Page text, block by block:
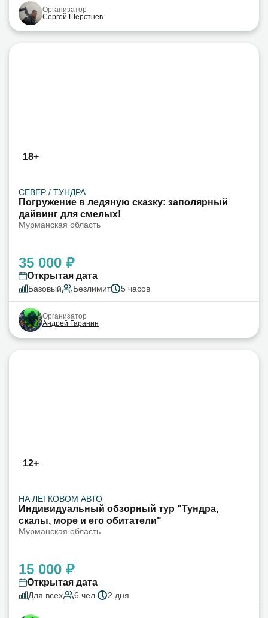
Организатор
Сергей Шерстнев
18+
СЕВЕР / ТУНДРА
Погружение в ледяную сказку: заполярный
дайвинг для смелых!
Мурманская область
35 000 ₽
Открытая дата
Базовый Безлимит 5 часов
Организатор
Андрей Гаранин
12+
НА ЛЕГКОВОМ АВТО
Индивидуальный обзорный тур "Тундра,
скалы, море и его обитатели"
Мурманская область
15 000 ₽
Открытая дата
Для всех 6 чел. 2 дня